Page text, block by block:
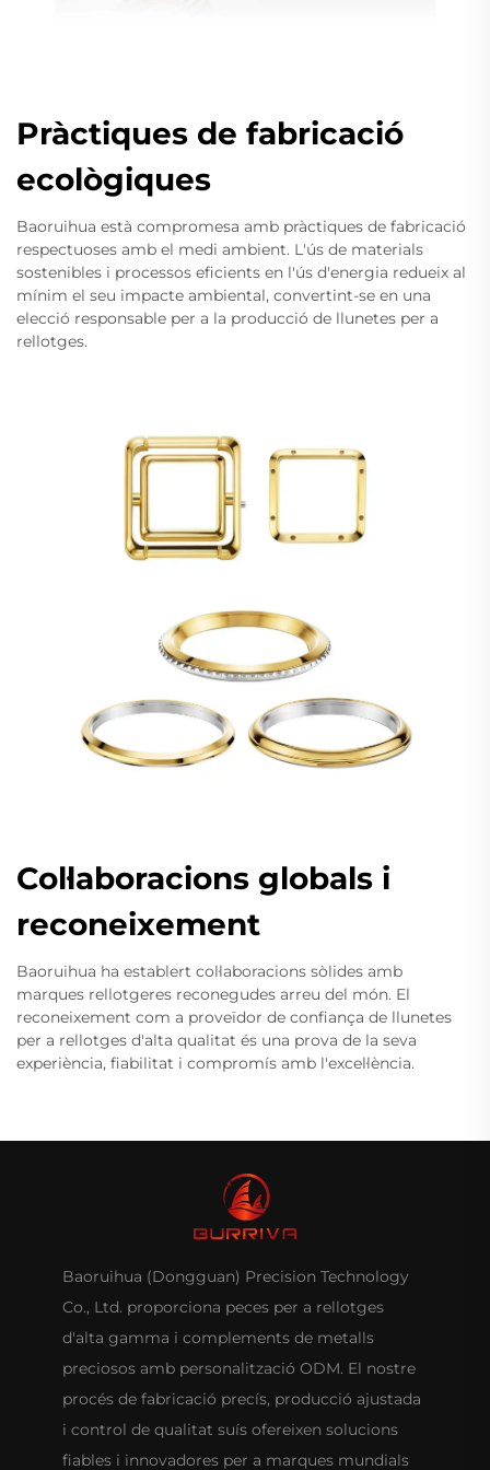
Pràctiques de fabricació
ecològiques
Baoruihua està compromesa amb pràctiques de fabricació
respectuoses amb el medi ambient. L'ús de materials
sostenibles i processos eficients en l'ús d'energia redueix al
mínim el seu impacte ambiental, convertint-se en una
elecció responsable per a la producció de llunetes per a
rellotges.
Col·laboracions globals i
reconeixement
Baoruihua ha establert col·laboracions sòlides amb
marques rellotgeres reconegudes arreu del món. El
reconeixement com a proveïdor de confiança de llunetes
per a rellotges d'alta qualitat és una prova de la seva
experiència, fiabilitat i compromís amb l'excel·lència.
Baoruihua (Dongguan) Precision Technology
Co., Ltd. proporciona peces per a rellotges
d'alta gamma i complements de metalls
preciosos amb personalització ODM. El nostre
procés de fabricació precís, producció ajustada
i control de qualitat suís ofereixen solucions
fiables i innovadores per a marques mundials